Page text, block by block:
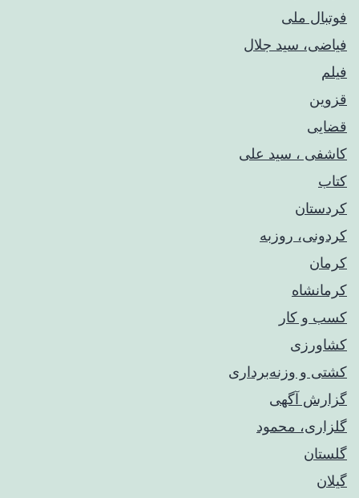
فوتبال ملی
فیاضی، سید جلال
فیلم
قزوین
قضایی
کاشفی ، سید علی
کتاب
کردستان
کردونی، روزبه
کرمان
کرمانشاه
کسب و کار
کشاورزی
کشتی و وزنه‌برداری
گزارش آگهی
گلزاری، محمود
گلستان
گیلان